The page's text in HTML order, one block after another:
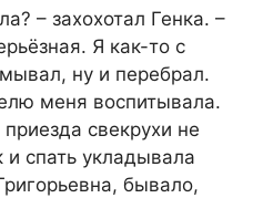
– захохотал Генка. –
Я как-то с
ну и перебрал.
меня воспитывала.
свекрухи не
и спать укладывала
бывало,